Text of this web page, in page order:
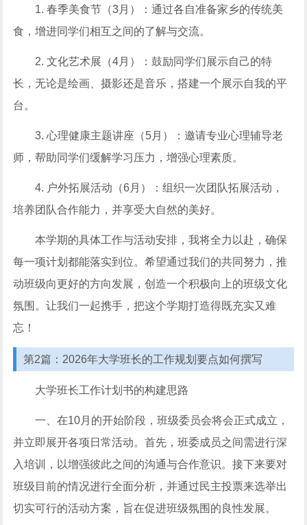
1. 春季美食节（3月）：通过各自准备家乡的传统美
食，增进同学们相互之间的了解与交流。
2. 文化艺术展（4月）：鼓励同学们展示自己的特
长，无论是绘画、摄影还是音乐，搭建一个展示自我的平
台。
3. 心理健康主题讲座（5月）：邀请专业心理辅导老
师，帮助同学们缓解学习压力，增强心理素质。
4. 户外拓展活动（6月）：组织一次团队拓展活动，
培养团队合作能力，并享受大自然的美好。
本学期的具体工作与活动安排，我将全力以赴，确保
每一项计划都能落实到位。希望通过我们的共同努力，推
动班级向更好的方向发展，创造一个积极向上的班级文化
氛围。让我们一起携手，把这个学期打造得既充实又难
忘！
第2篇：2026年大学班长的工作规划要点如何撰写
大学班长工作计划书的构建思路
一、在10月的开始阶段，班级委员会将会正式成立，
并立即展开各项日常活动。首先，班委成员之间需进行深
入培训，以增强彼此之间的沟通与合作意识。接下来要对
班级目前的情况进行全面分析，并通过民主投票来选举出
切实可行的活动方案，旨在促进班级氛围的良性发展。